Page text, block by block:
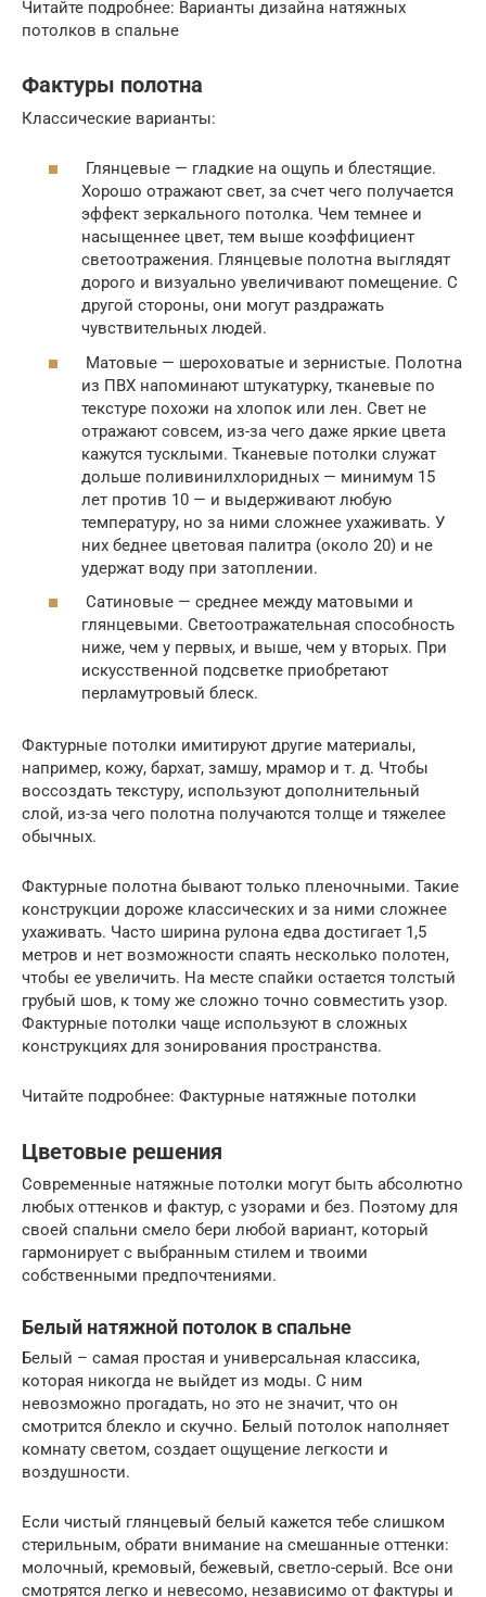
Читайте подробнее: Варианты дизайна натяжных
потолков в спальне
Фактуры полотна
Классические варианты:
Глянцевые — гладкие на ощупь и блестящие.
Хорошо отражают свет, за счет чего получается
эффект зеркального потолка. Чем темнее и
насыщеннее цвет, тем выше коэффициент
светоотражения. Глянцевые полотна выглядят
дорого и визуально увеличивают помещение. С
другой стороны, они могут раздражать
чувствительных людей.
Матовые — шероховатые и зернистые. Полотна
из ПВХ напоминают штукатурку, тканевые по
текстуре похожи на хлопок или лен. Свет не
отражают совсем, из-за чего даже яркие цвета
кажутся тусклыми. Тканевые потолки служат
дольше поливинилхлоридных — минимум 15
лет против 10 — и выдерживают любую
температуру, но за ними сложнее ухаживать. У
них беднее цветовая палитра (около 20) и не
удержат воду при затоплении.
Сатиновые — среднее между матовыми и
глянцевыми. Светоотражательная способность
ниже, чем у первых, и выше, чем у вторых. При
искусственной подсветке приобретают
перламутровый блеск.
Фактурные потолки имитируют другие материалы,
например, кожу, бархат, замшу, мрамор и т. д. Чтобы
воссоздать текстуру, используют дополнительный
слой, из-за чего полотна получаются толще и тяжелее
обычных.
Фактурные полотна бывают только пленочными. Такие
конструкции дороже классических и за ними сложнее
ухаживать. Часто ширина рулона едва достигает 1,5
метров и нет возможности спаять несколько полотен,
чтобы ее увеличить. На месте спайки остается толстый
грубый шов, к тому же сложно точно совместить узор.
Фактурные потолки чаще используют в сложных
конструкциях для зонирования пространства.
Читайте подробнее: Фактурные натяжные потолки
Цветовые решения
Современные натяжные потолки могут быть абсолютно
любых оттенков и фактур, с узорами и без. Поэтому для
своей спальни смело бери любой вариант, который
гармонирует с выбранным стилем и твоими
собственными предпочтениями.
Белый натяжной потолок в спальне
Белый – самая простая и универсальная классика,
которая никогда не выйдет из моды. С ним
невозможно прогадать, но это не значит, что он
смотрится блекло и скучно. Белый потолок наполняет
комнату светом, создает ощущение легкости и
воздушности.
Если чистый глянцевый белый кажется тебе слишком
стерильным, обрати внимание на смешанные оттенки:
молочный, кремовый, бежевый, светло-серый. Все они
смотрятся легко и невесомо, независимо от фактуры и